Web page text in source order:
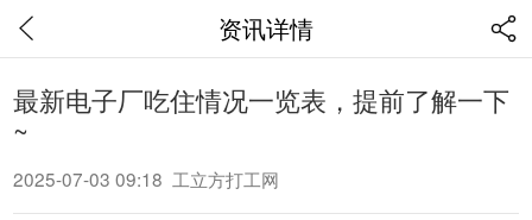
资讯详情
最新电子厂吃住情况一览表，提前了解一下
~
2025-07-03 09:18 工立方打工网